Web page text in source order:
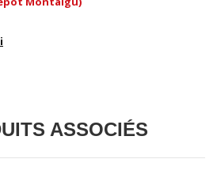
ASSOCIÉS